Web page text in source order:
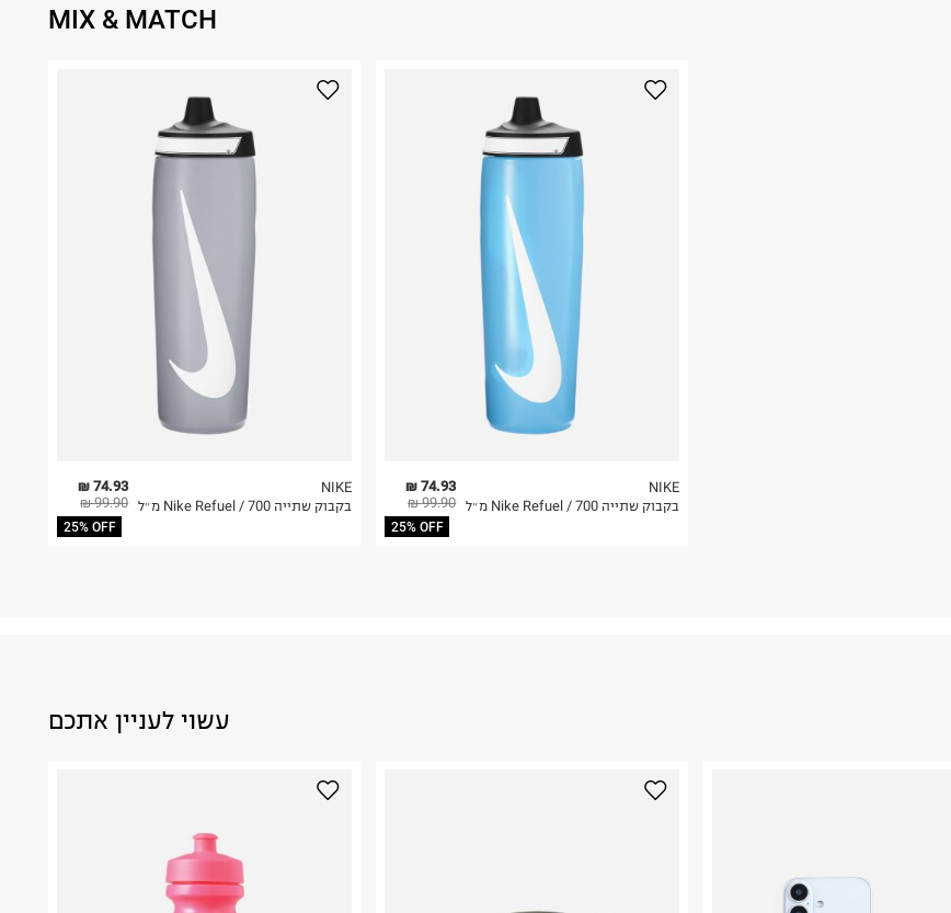
MIX & MATCH
74.93 ₪
99.90 ₪
25% OFF
NIKE
בקבוק שתייה Nike Refuel / 700 מ״ל
74.93 ₪
99.90 ₪
25% OFF
NIKE
בקבוק שתייה Nike Refuel / 700 מ״ל
עשוי לעניין אתכם